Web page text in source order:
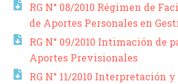
RG N° 08/2010 Régimen de
de Aportes Personales en
RG N° 09/2010 Intimación de
Aportes Previsionales
RG N° 11/2010 Interpretación